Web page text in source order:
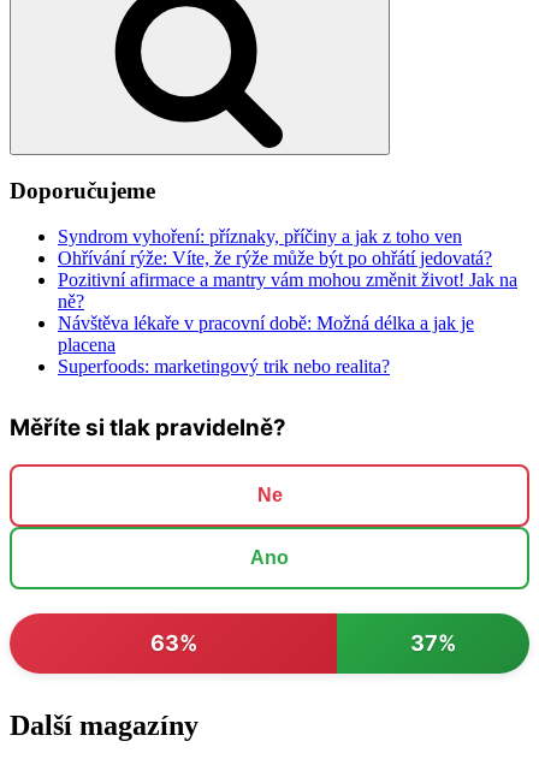
Doporučujeme
Syndrom vyhoření: příznaky, příčiny a jak z toho ven
Ohřívání rýže: Víte, že rýže může být po ohřátí jedovatá?
Pozitivní afirmace a mantry vám mohou změnit život! Jak na
ně?
Návštěva lékaře v pracovní době: Možná délka a jak je
placena
Superfoods: marketingový trik nebo realita?
Měříte si tlak pravidelně?
Ne
Ano
63% 37%
Další magazíny